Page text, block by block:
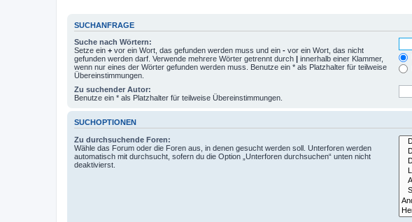
SUCHANFRAGE
Suche nach Wörtern:
Setze ein + vor ein Wort, das gefunden werden muss und ein - vor ein Wort, das nicht
gefunden werden darf. Verwende mehrere Wörter getrennt durch | innerhalb einer Klammer,
wenn nur eines der Wörter gefunden werden muss. Benutze ein * als Platzhalter für teilweise
Übereinstimmungen.
Zu suchender Autor:
Benutze ein * als Platzhalter für teilweise Übereinstimmungen.
SUCHOPTIONEN
Zu durchsuchende Foren:
Wähle das Forum oder die Foren aus, in denen gesucht werden soll. Unterforen werden
automatisch mit durchsucht, sofern du die Option „Unterforen durchsuchen“ unten nicht
deaktivierst.